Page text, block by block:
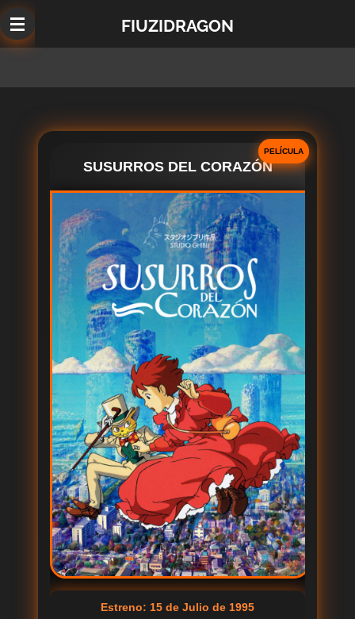
Ir
al
FIUZIDRAGON
PELÍCULA
SUSURROS DEL CORAZÓN
Estreno: 15 de Julio de 1995